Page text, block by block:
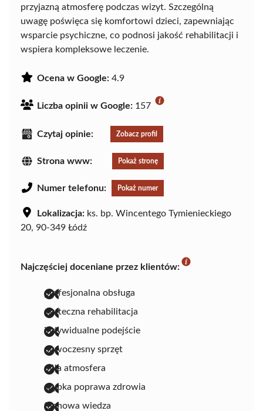
przyjazną atmosferę podczas wizyt. Szczególną
uwagę poświęca się komfortowi dzieci, zapewniając
wsparcie psychiczne, co podnosi jakość rehabilitacji i
wspiera kompleksowe leczenie.
Ocena w Google: 4.9
Liczba opinii w Google: 157
Czytaj opinie: Zobacz profil
Strona www: Pokaż stronę
Numer telefonu: Pokaż numer
Lokalizacja: ks. bp. Wincentego Tymienieckiego
20, 90-349 Łódź
Najczęściej doceniane przez klientów:
profesjonalna obsługa
skuteczna rehabilitacja
indywidualne podejście
nowoczesny sprzęt
miła atmosfera
szybka poprawa zdrowia
fachowa wiedza